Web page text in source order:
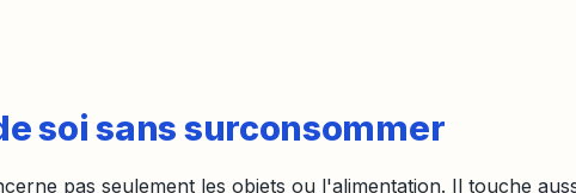
soi sans surconsommer
pas seulement les objets ou l'alimentation. Il touche